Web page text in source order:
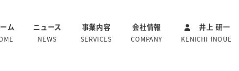
ム ニュース
NEWS
事業内容
SERVICES
会社情報
COMPANY
井上 研一
KENICHI INOUE